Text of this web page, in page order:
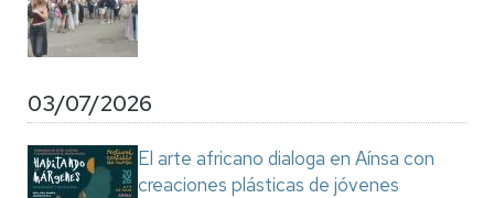
03/07/2026
El arte africano dialoga en Aínsa con
creaciones plásticas de jóvenes